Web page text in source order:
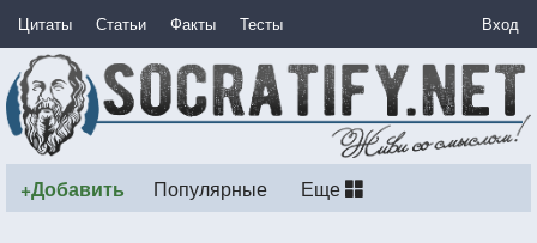
Цитаты Статьи Факты Тесты Вход
+Добавить Популярные Еще